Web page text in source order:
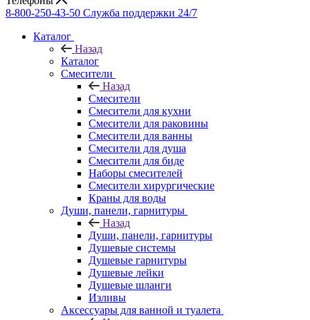
8-800-250-43-50 Служба поддержки 24/7
Каталог
Назад
Каталог
Смесители
Назад
Смесители
Смесители для кухни
Смесители для раковины
Смесители для ванны
Смесители для душа
Смесители для биде
Наборы смесителей
Смесители хирургические
Краны для воды
Души, панели, гарнитуры
Назад
Души, панели, гарнитуры
Душевые системы
Душевые гарнитуры
Душевые лейки
Душевые шланги
Изливы
Аксессуары для ванной и туалета